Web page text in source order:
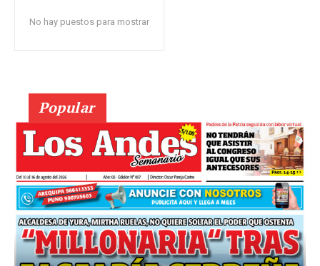
No hay puestos para mostrar
Popular